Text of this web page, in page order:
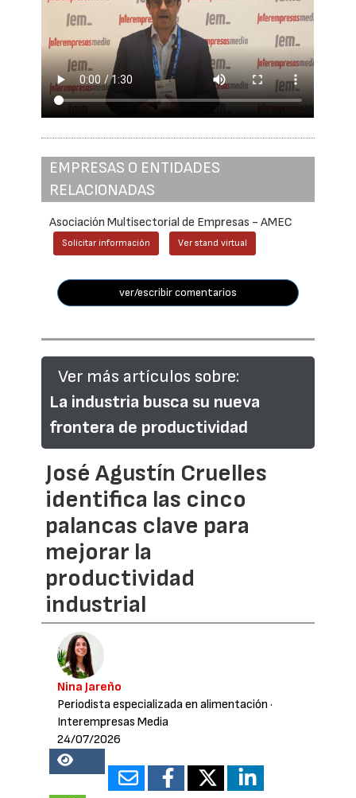
EMPRESAS O ENTIDADES
RELACIONADAS
Asociación Multisectorial de Empresas - AMEC
Solicitar información Ver stand virtual
ver/escribir comentarios
Ver más artículos sobre:
La industria busca su nueva
frontera de productividad
José Agustín Cruelles
identifica las cinco
palancas clave para
mejorar la
productividad
industrial
Nina Jareño
Periodista especializada en alimentación ·
Interempresas Media
24/07/2026
20894